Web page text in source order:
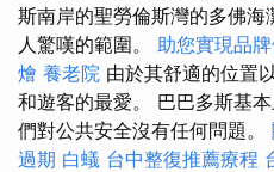
斯南岸的聖勞倫斯灣的多佛
人驚嘆的範圍。 助您實現品
燴 養老院 由於其舒適的位置
和遊客的最愛。 巴巴多斯基
們對公共安全沒有任何問題。
過期 白蟻 台中整復推薦療程